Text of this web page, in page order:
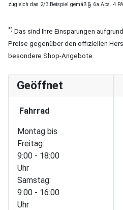
zugleich das 2/3 Beispiel gemäß § 6a Abs. 4
*) Das sind Ihre Einsparungen
Preise gegenüber den offiziellen
besondere Shop-Angebote
Geöffnet
Fahrrad
Montag bis
Freitag:
9:00 - 18:00
Uhr
Samstag:
9:00 - 16:00
Uhr